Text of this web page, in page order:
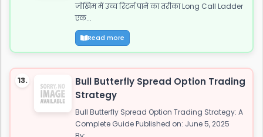
जोखिम में उच्च रिटर्न पाने का तरीका Long Call Ladder
एक...
Read more
13.
Bull Butterfly Spread Option Trading
Strategy
Bull Butterfly Spread Option Trading Strategy: A
Complete Guide Published on: June 5, 2025